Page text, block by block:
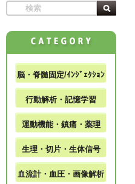
脳・脊髄固定/ｲﾝｼﾞｪｸｼｮﾝ
行動解析・記憶学習
運動機能・鎮痛・薬理
生理・切片・生体信号
血流計・血圧・画像解析